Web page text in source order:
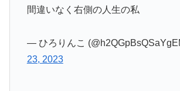
間違いなく右側の人生の私
— ひろりんこ
23, 2023